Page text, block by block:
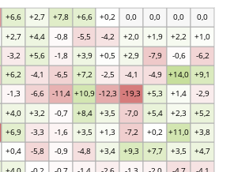
+0,4 -5,8 -0,9 -4,8 +3,4 +9,3 +7,7 +3,5 +4,7
+6,9 -3,3 -1,6 +3,5 +1,3 -7,2 +0,2 +11,0 +3,8
+4,0 +3,2 -0,7 +8,4 +3,5 -7,0 +5,4 +2,3 +5,2
-1,3 -6,6 -11,4 +10,9 -12,3 -19,3 +5,3 +1,4 -2,9
+6,2 -4,1 -6,5 +7,2 -2,5 -4,1 -4,9 +14,0 +9,1
-3,2 +5,6 -1,8 +3,9 +0,5 +2,9 -7,9 -0,6 -6,2
+2,7 +4,4 -0,8 -5,5 -4,2 +2,0 +1,9 +2,2 +1,0
+6,6 +2,7 +7,8 +6,6 +0,2 0,0 0,0 0,0 0,0